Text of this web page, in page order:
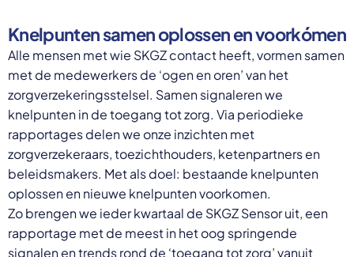
Knelpunten samen oplossen en voorkómen
Alle mensen met wie SKGZ contact heeft, vormen samen
met de medewerkers de ‘ogen en oren’ van het
zorgverzekeringsstelsel. Samen signaleren we
knelpunten in de toegang tot zorg. Via periodieke
rapportages delen we onze inzichten met
zorgverzekeraars, toezichthouders, ketenpartners en
beleidsmakers. Met als doel: bestaande knelpunten
oplossen en nieuwe knelpunten voorkomen.
Zo brengen we ieder kwartaal de SKGZ Sensor uit, een
rapportage met de meest in het oog springende
signalen en trends rond de ‘toegang tot zorg’ vanuit